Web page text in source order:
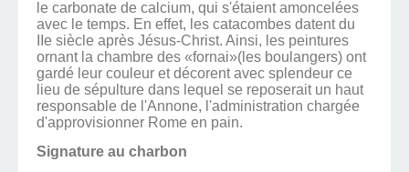
le carbonate de calcium, qui s'étaient amoncelées
avec le temps. En effet, les catacombes datent du
IIe siècle après Jésus-Christ. Ainsi, les peintures
ornant la chambre des «fornai»(les boulangers) ont
gardé leur couleur et décorent avec splendeur ce
lieu de sépulture dans lequel se reposerait un haut
responsable de l'Annone, l'administration chargée
d'approvisionner Rome en pain.
Signature au charbon